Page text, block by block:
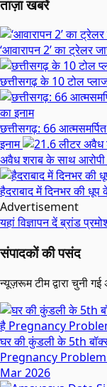
ताज़ा खबरें
‘आवारापन 2’ का ट्रेलर
छत्तीसगढ़ के 10 टोल
छत्तीसगढ़: 66
इनाम
अवैध शराब के साथ आरोपी
हैदराबाद में दिनभर की
Advertisement
यहां विज्ञापन देंब्रांड
संपादकों की पसंद
न्यूज़रूम टीम द्वारा चुनी
घर की कुंडली के 5th
Pregnancy Problem
Mar 2026